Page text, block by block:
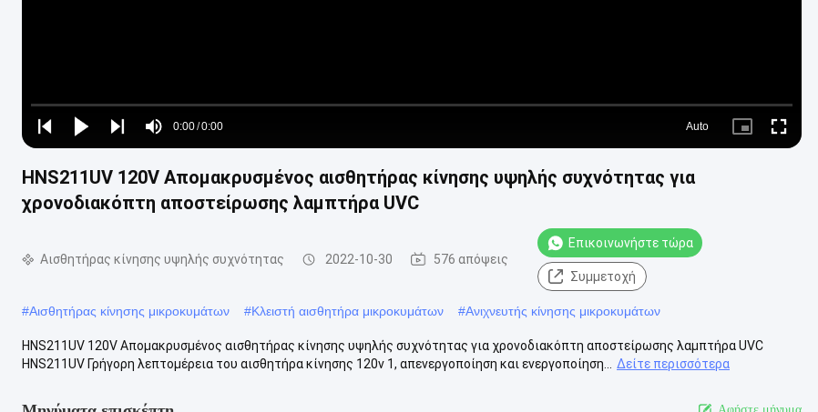
Play
Play
Play
Mute
Time
0:00/0:00
Loaded:
0%
Auto
Picture- Fullscreen
HNS211UV 120V Απομακρυσμένος αισθητήρας κίνησης υψηλής συχνότητας για
χρονοδιακόπτη αποστείρωσης λαμπτήρα UVC
Αισθητήρας κίνησης υψηλής συχνότητας 2022-10-30 576 απόψεις
Επικοινωνήστε τώρα
Συμμετοχή
#Αισθητήρας κίνησης μικροκυμάτων #Κλειστή αισθητήρα μικροκυμάτων #Ανιχνευτής κίνησης μικροκυμάτων
HNS211UV 120V Απομακρυσμένος αισθητήρας κίνησης υψηλής συχνότητας για χρονοδιακόπτη αποστείρωσης λαμπτήρα UVC
HNS211UV Γρήγορη λεπτομέρεια του αισθητήρα κίνησης 120v 1, απενεργοποίηση και ενεργοποίηση...
Δείτε περισσότερα
Αφήστε μήνυμα